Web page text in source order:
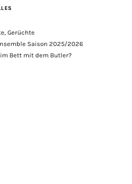
Gerüchte
Saison 2025/2026
Bett mit dem Butler?